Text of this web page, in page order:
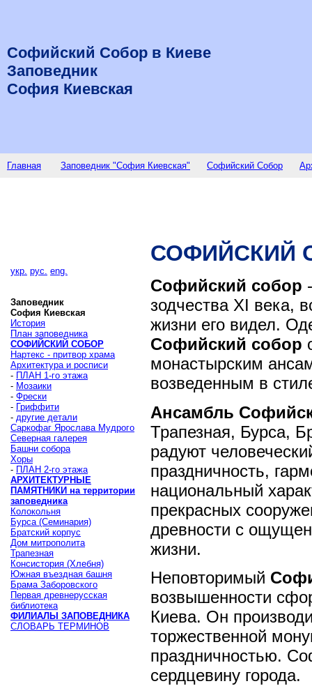
Софийский Собор в Киеве
Заповедник
София Киевская
Главная Заповедник "София Киевская" Софийский Собор
укр. рус. eng.
Заповедник
София Киевская
История
План заповедника
СОФИЙСКИЙ СОБОР
Нартекс - притвор храма
Архитектура и росписи
- ПЛАН 1-го этажа
- Мозаики
- Фрески
- Гриффити
- другие детали
Саркофаг Ярослава Мудрого
Северная галерея
Башни собора
Хоры
- ПЛАН 2-го этажа
АРХИТЕКТУРНЫЕ
ПАМЯТНИКИ на территории
заповедника
Колокольня
Бурса (Семинария)
Братский корпус
Дом митрополита
Трапезная
Консистория (Хлебня)
Южная въездная башня
Брама Заборовского
Первая древнерусская
библиотека
ФИЛИАЛЫ ЗАПОВЕДНИКА
СЛОВАРЬ ТЕРМИНОВ
СОФИЙСКИЙ
Софийский собор
зодчества XI века,
жизни его видел.
Софийский собор
монастырским
возведенным в
Ансамбль
Трапезная, Бурса,
радуют
праздничность,
национальный
прекрасных
древности с
жизни.
Неповторимый
возвышенности
Киева. Он
торжественной
праздничностью.
сердцевину города.